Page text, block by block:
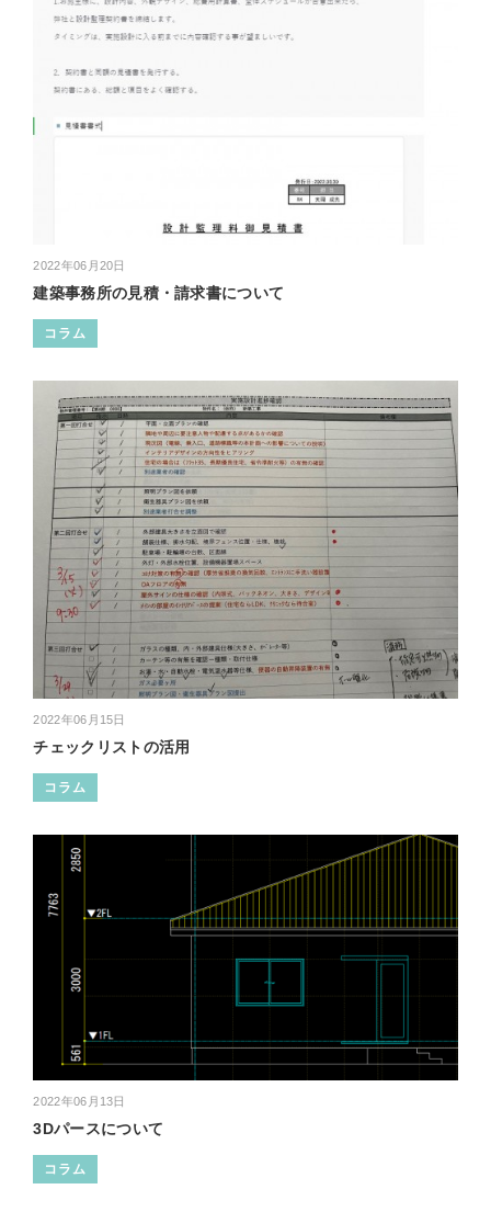
2022年06月20日
建築事務所の見積・請求書について
コラム
2022年06月15日
チェックリストの活用
コラム
2022年06月13日
3Dパースについて
コラム